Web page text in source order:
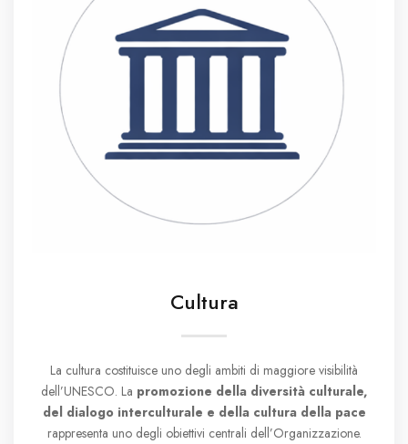
Cultura
La cultura costituisce uno degli ambiti di maggiore visibilità
dell’UNESCO. La promozione della diversità culturale,
del dialogo interculturale e della cultura della pace
rappresenta uno degli obiettivi centrali dell’Organizzazione.